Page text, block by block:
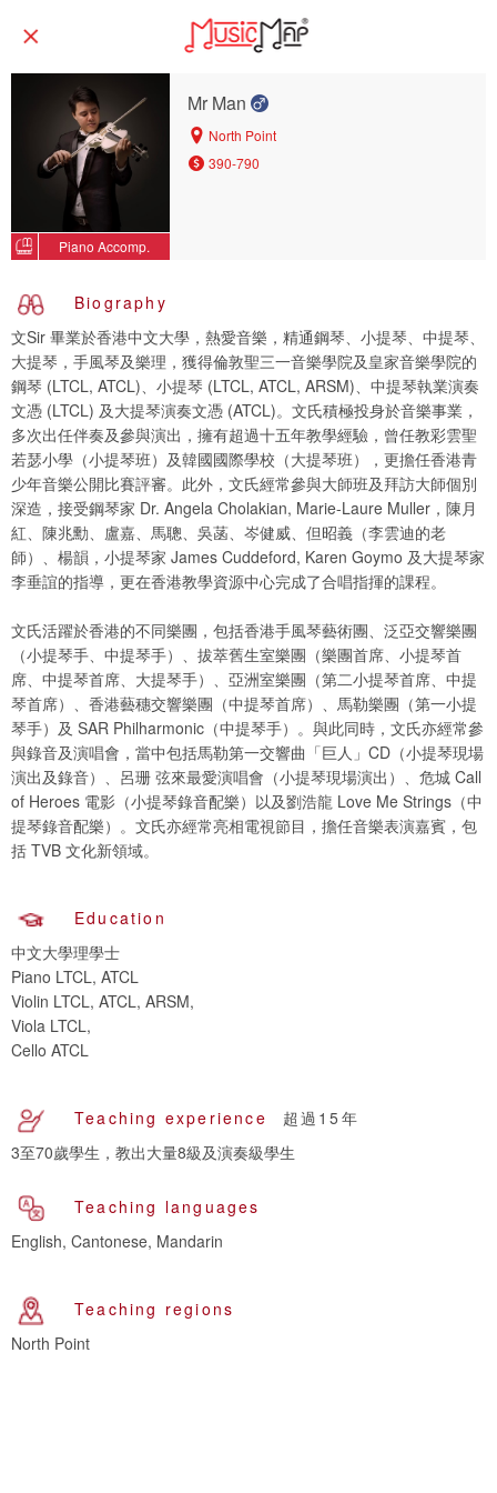
Piano Accomp.
Mr Man
North Point
390-790
Biography
文Sir 畢業於香港中文大學，熱愛音樂，精通鋼琴、小提琴、中提琴、
大提琴，手風琴及樂理，獲得倫敦聖三一音樂學院及皇家音樂學院的
鋼琴 (LTCL, ATCL)、小提琴 (LTCL, ATCL, ARSM)、中提琴執業演奏
文憑 (LTCL) 及大提琴演奏文憑 (ATCL)。文氏積極投身於音樂事業，
多次出任伴奏及參與演出，擁有超過十五年教學經驗，曾任教彩雲聖
若瑟小學（小提琴班）及韓國國際學校（大提琴班），更擔任香港青
少年音樂公開比賽評審。此外，文氏經常參與大師班及拜訪大師個別
深造，接受鋼琴家 Dr. Angela Cholakian, Marie-Laure Muller，陳月
紅、陳兆勳、盧嘉、馬聰、吳菡、岑健威、但昭義（李雲迪的老
師）、楊韻，小提琴家 James Cuddeford, Karen Goymo 及大提琴家
李垂誼的指導，更在香港教學資源中心完成了合唱指揮的課程。
文氏活躍於香港的不同樂團，包括香港手風琴藝術團、泛亞交響樂團
（小提琴手、中提琴手）、拔萃舊生室樂團（樂團首席、小提琴首
席、中提琴首席、大提琴手）、亞洲室樂團（第二小提琴首席、中提
琴首席）、香港藝穗交響樂團（中提琴首席）、馬勒樂團（第一小提
琴手）及 SAR Philharmonic（中提琴手）。與此同時，文氏亦經常參
與錄音及演唱會，當中包括馬勒第一交響曲「巨人」CD（小提琴現場
演出及錄音）、呂珊 弦來最愛演唱會（小提琴現場演出）、危城 Call
of Heroes 電影（小提琴錄音配樂）以及劉浩龍 Love Me Strings（中
提琴錄音配樂）。文氏亦經常亮相電視節目，擔任音樂表演嘉賓，包
括 TVB 文化新領域。
Education
中文大學理學士
Piano LTCL, ATCL
Violin LTCL, ATCL, ARSM,
Viola LTCL,
Cello ATCL
Teaching experience
超過15年
3至70歲學生，教出大量8級及演奏級學生
Teaching languages
English, Cantonese, Mandarin
Teaching regions
North Point